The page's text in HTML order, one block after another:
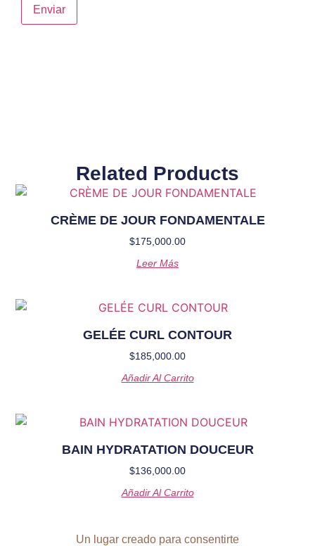
Related Products
CRÈME DE JOUR FONDAMENTALE
$175,000.00
Leer Más
GELÉE CURL CONTOUR
$185,000.00
Añadir Al Carrito
BAIN HYDRATATION DOUCEUR
$136,000.00
Añadir Al Carrito
Un lugar creado para consentirte